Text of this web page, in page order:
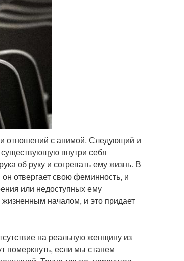
отношений с анимой. Следующий и
существующую внутри себя
об руку и согревать ему жизнь. В
отвергает свою феминность, и
или недоступных ему
началом, и это придает
на реальную женщину из
померкнуть, если мы станем